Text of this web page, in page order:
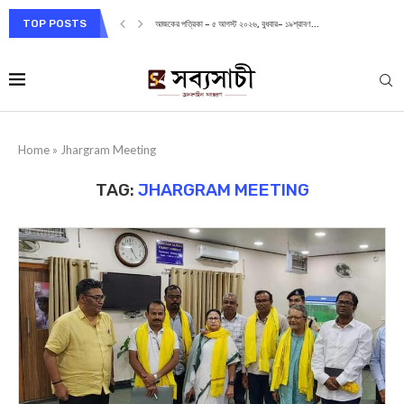
TOP POSTS আজকের পত্রিকা – ৫ আগস্ট ২০২৬, বুধবার– ১৯শ্রাবণ...
Home » Jhargram Meeting
TAG: JHARGRAM MEETING